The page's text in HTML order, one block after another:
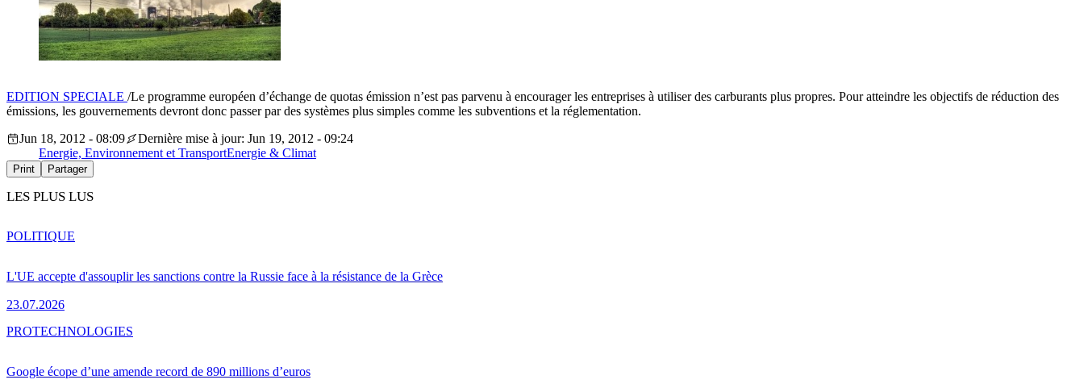
EDITION SPECIALE /Le programme européen d’échange de quotas émission n’est pas parvenu à encourager les entreprises à utiliser des carburants plus propres. Pour atteindre les objectifs de réduction des
émissions, les gouvernements devront donc passer par des systèmes plus simples comme les subventions et la réglementation.
Jun 18, 2012 - 08:09
Dernière mise à jour: Jun 19, 2012 - 09:24
Energie, Environnement et TransportEnergie & Climat
Print Partager
LES PLUS LUS
L'UE accepte d'assouplir les sanctions contre la Russie face à la résistance de la Grèce
23.07.2026
POLITIQUE
Google écope d’une amende record de 890 millions d’euros
PROTECHNOLOGIES